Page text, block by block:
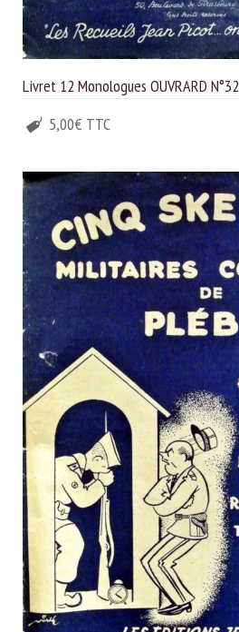
Livret 12 Monologues OUVRARD N°32
5,00€ TTC